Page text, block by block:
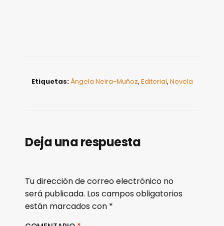
Etiquetas:Ángela Neira-Muñoz, Editorial, Novela
Deja una respuesta
Tu dirección de correo electrónico no
será publicada. Los campos obligatorios
están marcados con *